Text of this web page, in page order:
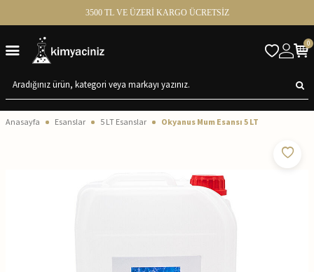
3500 TL VE ÜZERİ KARGO ÜCRETSİZ
0
Anasayfa Esanslar 5 LT Esanslar Okyanus Mum Esansı 5 LT